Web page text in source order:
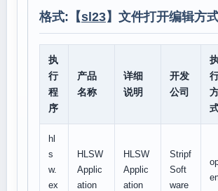
格式:【sl23】文件打开编辑方
执
行
程
序
产品
名称
详细
说明
开发
公司
hl
s
w.
ex
HLSW
Applic
ation
HLSW
Applic
ation
Stripf
Soft
ware